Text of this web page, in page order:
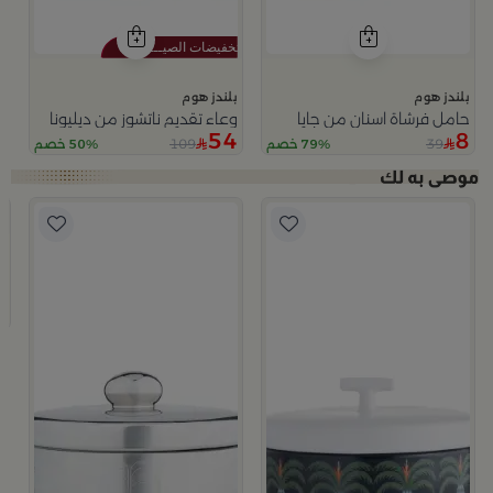
بلندز هوم
حامل فرشاة اسنان من جايا
8
39 79% خصم
بلندز هوم
وعاء تقديم ناتشوز من ديليونا
54
109 50% خصم